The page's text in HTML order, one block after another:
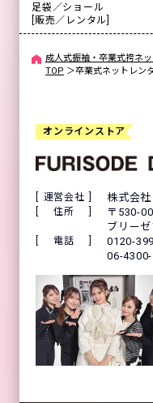
足袋／ショール
[販売／レンタル]
成人式振袖・卒業式袴ネ
TOP ＞卒業式ネットレン
オンラインストア
運営会社 株式会
住所
〒530-
ブリー
電話
0120-
06-